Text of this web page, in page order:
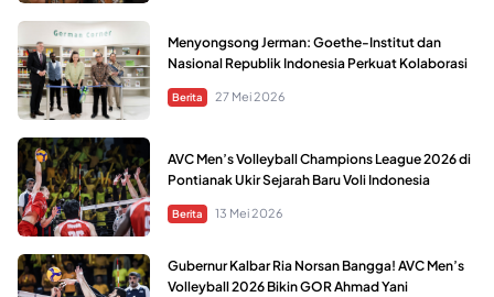
Menyongsong Jerman: Goethe-Institut dan
Nasional Republik Indonesia Perkuat Kolaborasi
Berita 27 Mei 2026
AVC Men’s Volleyball Champions League 2026 di
Pontianak Ukir Sejarah Baru Voli Indonesia
Berita 13 Mei 2026
Gubernur Kalbar Ria Norsan Bangga! AVC Men’s
Volleyball 2026 Bikin GOR Ahmad Yani